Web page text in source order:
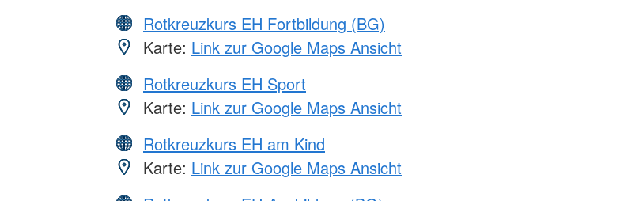
Rotkreuzkurs EH Fortbildung (BG)
Karte: Link zur Google Maps Ansicht
Rotkreuzkurs EH Sport
Karte: Link zur Google Maps Ansicht
Rotkreuzkurs EH am Kind
Karte: Link zur Google Maps Ansicht